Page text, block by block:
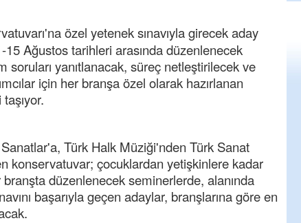
özel yetenek sınavıyla girecek aday
Ağustos tarihleri arasında düzenlenecek
soruları yanıtlanacak, süreç netleştirilecek ve
için her branşa özel olarak hazırlanan
Türk Halk Müziği'nden Türk Sanat
konservatuvar; çocuklardan yetişkinlere kadar
düzenlenecek seminerlerde, alanında
başarıyla geçen adaylar, branşlarına göre en